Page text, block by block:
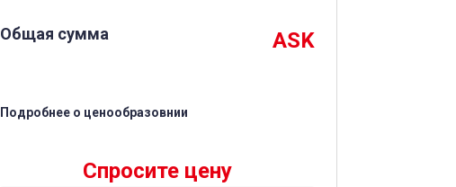
Общая сумма ASK
Подробнее о ценообразовнии
Спросите цену